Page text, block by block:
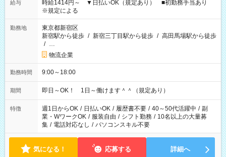
給与
時給1414円～ ▼日払いOK（規定あり） ■初勤務手当あり
※規定による
勤務地
東京都新宿区
新宿駅から徒歩 / 新宿三丁目駅から徒歩 / 高田馬場駅から徒歩
/ …
物流企業
勤務時間 9:00～18:00
期間 即日～OK！ 1日～働けます＾＾（規定あり）
特徴 週1日からOK / 日払いOK / 履歴書不要 / 40～50代活躍中 / 副
業・WワークOK / 服装自由 / シフト勤務 / 10名以上の大量募
集 / 電話対応なし / パソコンスキル不要
気になる！ 応募する 詳細へ